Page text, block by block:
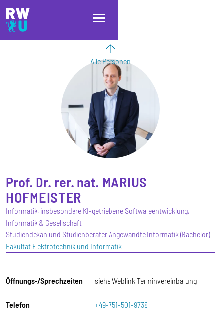
Direkt zum Inhalt
Direkt zur Hauptnavigation
Direkt zum Fußbereich
Alle Personen
Prof. Dr. rer. nat. MARIUS
HOFMEISTER
Informatik, insbesondere KI-getriebene Softwareentwicklung,
Informatik & Gesellschaft
Studiendekan und Studienberater Angewandte Informatik (Bachelor)
Fakultät Elektrotechnik und Informatik
Öffnungs-/Sprechzeiten siehe Weblink Terminvereinbarung
Telefon +49-751-501-9738